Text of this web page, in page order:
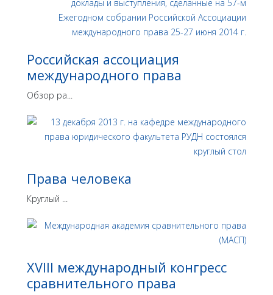
Российская ассоциация
международного права
Обзор ра...
Права человека
Круглый ...
XVIII международный конгресс
сравнительного права